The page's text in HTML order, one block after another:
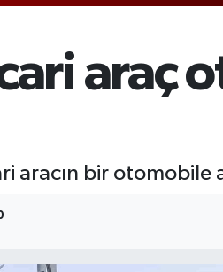
araç
bir otomobile